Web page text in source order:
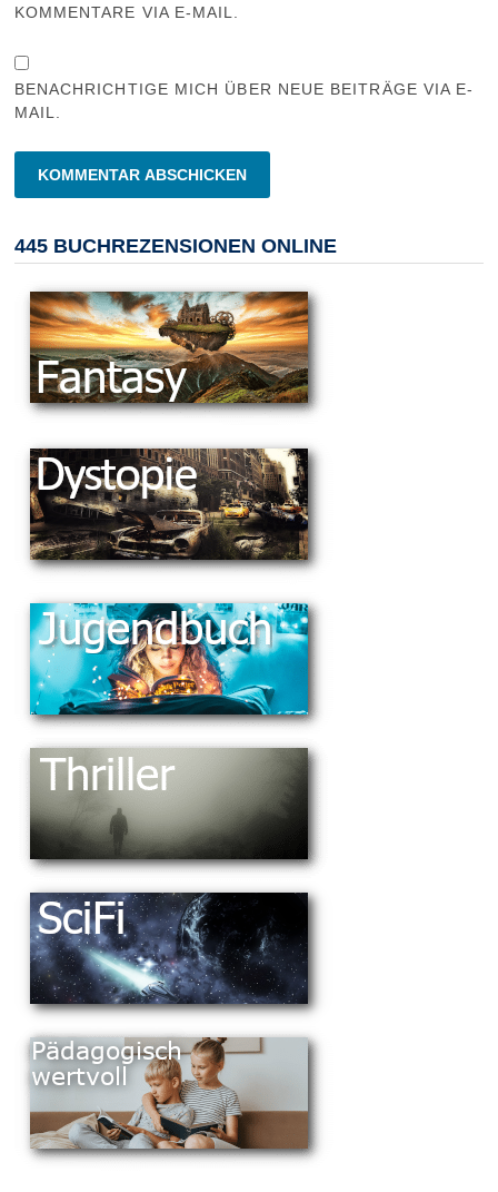
KOMMENTARE VIA E-MAIL.
BENACHRICHTIGE MICH ÜBER NEUE BEITRÄGE VIA E-
MAIL.
445 BUCHREZENSIONEN ONLINE